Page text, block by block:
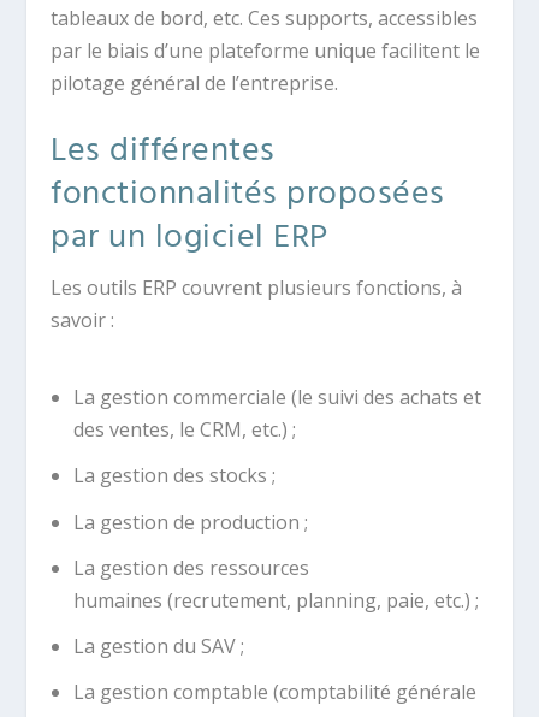
tableaux de bord, etc. Ces supports, accessibles
par le biais d’une plateforme unique facilitent le
pilotage général de l’entreprise.
Les différentes
fonctionnalités proposées
par un logiciel ERP
Les outils ERP couvrent plusieurs fonctions, à
savoir :
La gestion commerciale (le suivi des achats et
des ventes, le CRM, etc.) ;
La gestion des stocks ;
La gestion de production ;
La gestion des ressources
humaines (recrutement, planning, paie, etc.) ;
La gestion du SAV ;
La gestion comptable (comptabilité générale